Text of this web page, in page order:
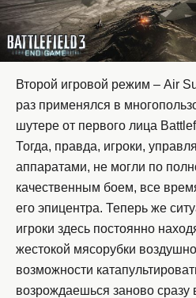
Второй игровой режим – Air
раз применялся в
шутере от первого лица
Тогда, правда, игроки,
аппаратами, не могли по
качественным боем, все
его эпицентра. Теперь же
игроки здесь постоянно
жестокой мясорубки
возможности
возрождаешься заново сразу